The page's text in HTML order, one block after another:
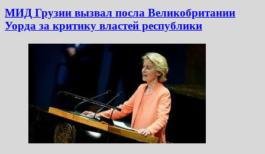
МИД Грузии вызвал посла Великобритании
Уорда за критику властей республики